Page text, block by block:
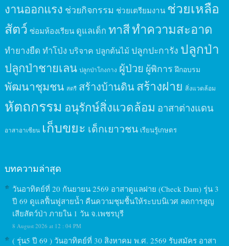
งานออกแรง ช่วยกิจกรรม ช่วยเตรียมงาน ช่วยเหลือ
สัตว์ ซ่อมห้องเรียน ดูแลเด็ก ทาสีทำความสะอาด
ทำยางยืด ทำโป่ง บริจาค ปลูกต้นไม้ ปลูกปะการัง ปลูกป่า
ปลูกป่าชายเลน ปลูกป่าโกงกาง ผู้ป่วย ผู้พิการ ฝึกอบรม
พัฒนาชุมชน สตรี สร้างบ้านดินสร้างฝาย สิ่งแวดล้อม
หัตถกรรม อนุรักษ์สิ่งแวดล้อม อาสาต่างแดน
อาสาอาเซียน เก็บขยะ เด็กเยาวชน เรียนรู้เกษตร
บทความล่าสุด
วันอาทิตย์ที่ 20 กันยายน 2569 อาสาดูแลฝาย (Check Dam) รุ่น 3
ปี 69 ดูแลฟื้นฟูสายน้ำ คืนความชุมชื้นให้ระบบนิเวศ ลดการสูญ
เสียสัตว์ป่า ภายใน 1 วัน จ.เพชรบุรี
8 August 2026 at 12 : 04 PM
( รุ่น5 ปี 69 ) วันอาทิตย์ที่ 30 สิงหาคม พ.ศ. 2569 รับสมัคร อาสา